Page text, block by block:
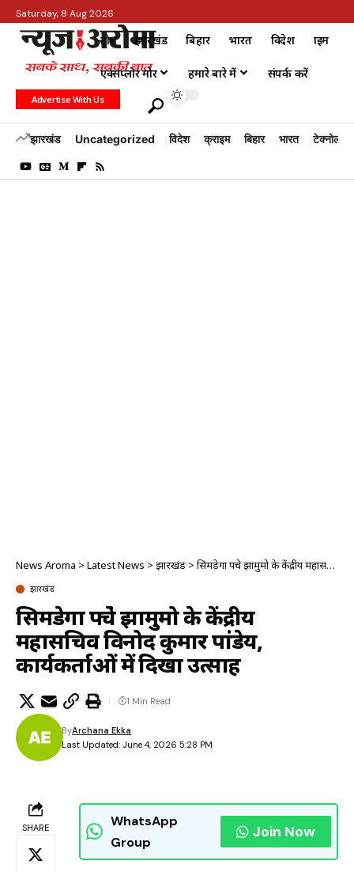
Saturday, 8 Aug 2026
होम झारखंड बिहार भारत विदेश क्राइम
एक्सप्लोर मोर हमारे बारे में संपर्क करें
Advertise With Us
झारखंड Uncategorized विदेश क्राइम बिहार भारत टेक्नोलॉजी
News Aroma > Latest News > झारखंड > सिमडेगा पहुंचे झामुमो के केंद्रीय महासचिव विनोद कुमार पांडेय, कार्यकर्ताओं में दिखा उत्साह
झारखंड
सिमडेगा पहुंचे झामुमो के केंद्रीय
महासचिव विनोद कुमार पांडेय,
कार्यकर्ताओं में दिखा उत्साह
Last Updated: June 4, 2026 5:28 PM
ByArchana Ekka
1 Min Read
SHARE
WhatsApp
Group
Join Now